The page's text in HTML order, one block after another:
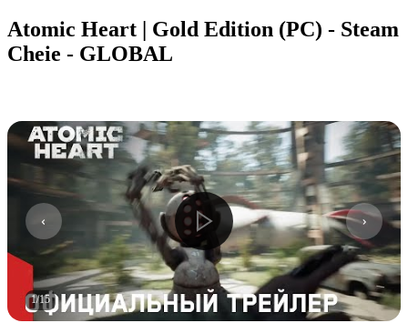
Atomic Heart | Gold Edition (PC) - Steam
Cheie - GLOBAL
1/15